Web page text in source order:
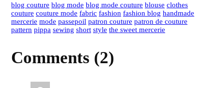
blog couture blog mode blog mode couture blouse clothes
couture couture mode fabric fashion fashion blog handmade
mercerie mode passepoil patron couture patron de couture
pattern pippa sewing short style the sweet mercerie
Comments (2)